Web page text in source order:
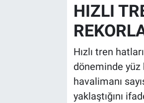
HIZLI
Hızlı tren
döneminde yüz
havalimanı
yaklaştığını